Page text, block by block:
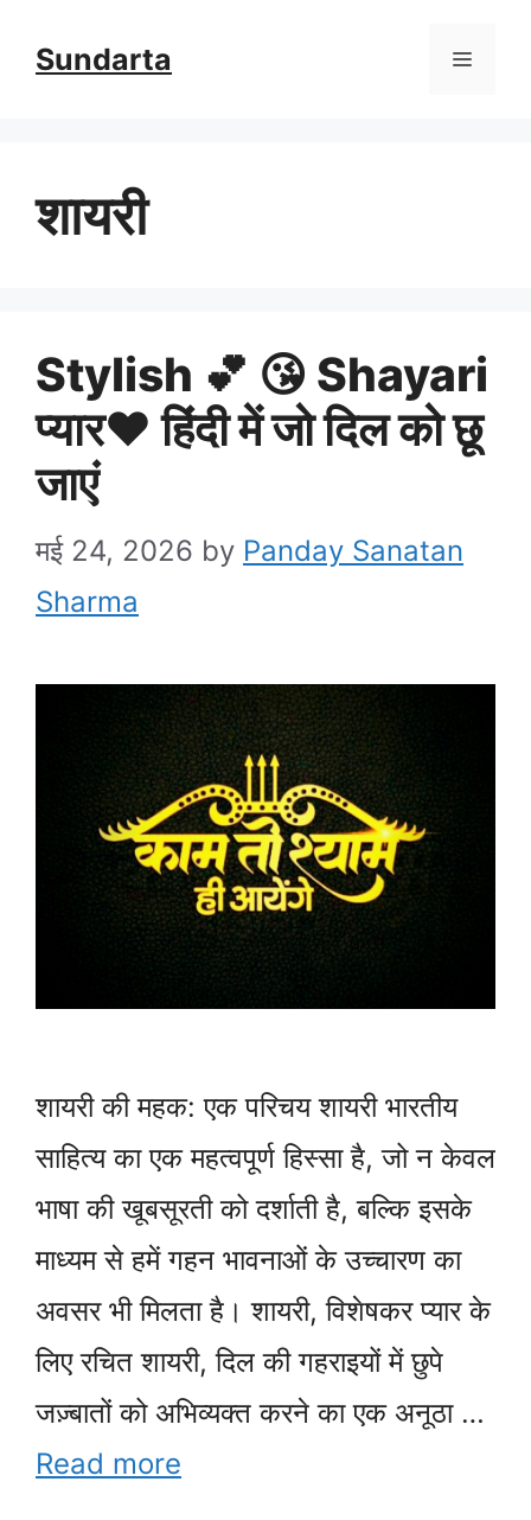
Sundarta Menu
शायरी
Stylish 💕 😘 Shayari
प्यार❤ हिंदी में जो दिल को छू
जाएं
मई 24, 2026 by Panday Sanatan
Sharma
शायरी की महक: एक परिचय शायरी भारतीय
साहित्य का एक महत्वपूर्ण हिस्सा है, जो न केवल
भाषा की खूबसूरती को दर्शाती है, बल्कि इसके
माध्यम से हमें गहन भावनाओं के उच्चारण का
अवसर भी मिलता है। शायरी, विशेषकर प्यार के
लिए रचित शायरी, दिल की गहराइयों में छुपे
जज़्बातों को अभिव्यक्त करने का एक अनूठा …
Read more